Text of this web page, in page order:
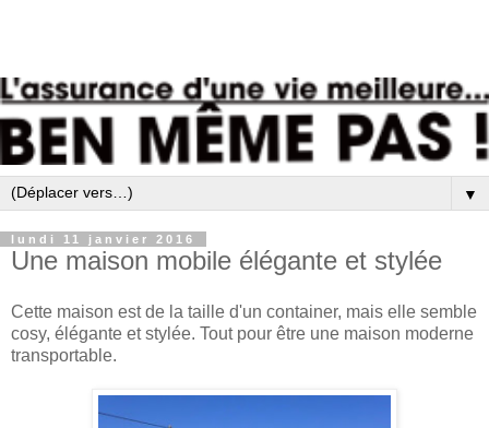
▼
lundi 11 janvier 2016
Une maison mobile élégante et stylée
Cette maison est de la taille d'un container, mais elle semble
cosy, élégante et stylée. Tout pour être une maison moderne
transportable.